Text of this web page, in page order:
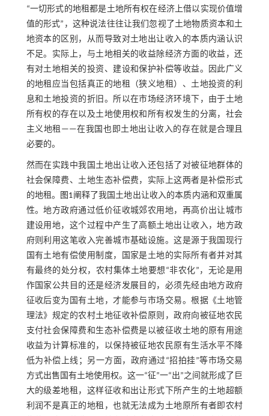
“一切形式的地租都是土地所有权在经济上借以实现价值增
值的形式”，这种说法往往让我们忽视了土地物质资本和土
地资本的区别，从而导致对土地出让收入的本质内涵认识
不足。实际上，与土地相关的收益除经济方面的收益，还
有对土地相关的投资、建设和保护补偿等收益。因此广义
的地租应当包括真正的地租（狭义地租）、土地投资的利
息和土地投资的折旧。所以在市场经济环境下，由于土地
所有权的存在以及土地使用权和所有权发生的分离，社会
主义地租——在我国也即土地出让收入的存在就是合理且
必要的。
然而在实践中我国土地出让收入还包括了对被征地群体的
社会保障费、土地生态补偿费，实际上这两者是补偿形式
的地租。
图1阐释了我国土地出让收入的本质内涵和双重属
性。地方政府通过低价征收城郊农用地，再高价出让城市
建设用地，这个过程中产生了高额土地出让收入，地方政
府则利用这笔收入完善城市基础设施。这是源于我国现行
国有土地有偿使用制度，国家是土地的实际所有者并对其
有最终的处分权，农村集体土地要想“非农化”，无论是用
作国家公共目的还是经济发展目的，必须先经由地方政府
征收后变为国有土地，才能参与市场交易。根据《土地管
理法》规定的农村土地征收补偿原则，政府向被征地农民
支付社会保障费和生态补偿费是以被征收土地的原有用途
收益为计算标准的，以保持被征地农民原有生活水平不降
低为补偿上线；另一方面，政府通过“招拍挂”等市场交易
方式出售国有土地使用权。这一“征”一“出”之间就形成了巨
大的级差地租，这样征收和出让形式下所产生的土地超额
利润不是真正的地租，也就无法成为土地原所有者即农村